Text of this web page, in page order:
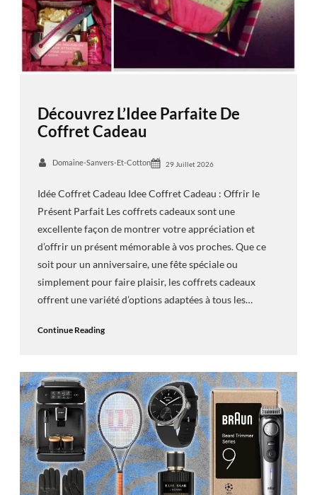
Découvrez L’Idee Parfaite De
Coffret Cadeau
Domaine-Sanvers-Et-Cotton 29 Juillet 2026
Idée Coffret Cadeau Idee Coffret Cadeau : Offrir le
Présent Parfait Les coffrets cadeaux sont une
excellente façon de montrer votre appréciation et
d’offrir un présent mémorable à vos proches. Que ce
soit pour un anniversaire, une fête spéciale ou
simplement pour faire plaisir, les coffrets cadeaux
offrent une variété d’options adaptées à tous les…
Continue Reading